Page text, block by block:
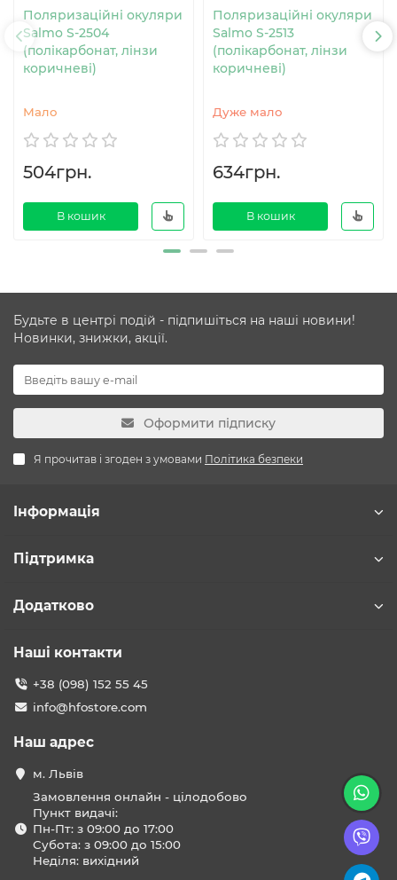
Поляризаційні окуляри
Salmo S-2504
(полікарбонат, лінзи
коричневі)
Мало
504грн.
В кошик
Поляризаційні окуляри
Salmo S-2513
(полікарбонат, лінзи
коричневі)
Дуже мало
634грн.
В кошик
Будьте в центрі подій - підпишіться на наші новини!
Новинки, знижки, акції.
Оформити підписку
Я прочитав і згоден з умовами Політика безпеки
Інформація
Підтримка
Додатково
Наші контакти
+38 (098) 152 55 45
info@hfostore.com
Наш адрес
м. Львів
Замовлення онлайн - цілодобово
Пункт видачі:
Пн-Пт: з 09:00 до 17:00
Субота: з 09:00 до 15:00
Неділя: вихідний